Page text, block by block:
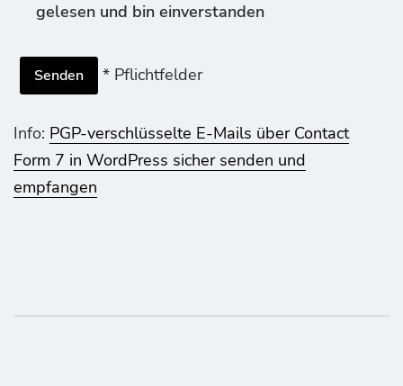
gelesen und bin einverstanden
* Pflichtfelder
Info: PGP-verschlüsselte E-Mails über Contact
Form 7 in WordPress sicher senden und
empfangen